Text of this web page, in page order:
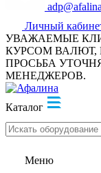
Личный
УВАЖАЕМЫЕ
КУРСОМ ВАЛЮТ,
ПРОСЬБА
МЕНЕДЖЕРОВ.
Каталог
Меню